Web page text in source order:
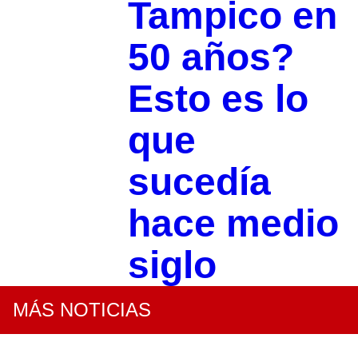
Tampico en
50 años?
Esto es lo
que
sucedía
hace medio
siglo
MÁS NOTICIAS